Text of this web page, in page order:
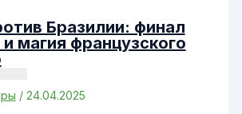
Бразилии: финал
магия французского
/ 24.04.2025